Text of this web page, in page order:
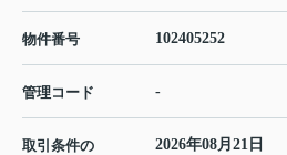
物件番号 102405252
管理コード -
取引条件の
2026年08月21日